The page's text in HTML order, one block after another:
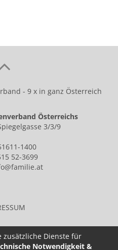
- 9 x in ganz Österreich
Österreichs
3/3/9
1400
52-3699
zusätzliche Dienste für
Notwendigkeit &